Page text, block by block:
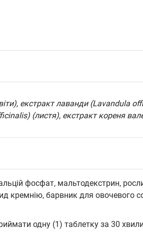
екстракт лаванди (Lavandula
(листя), екстракт кореня
фосфат, мальтодекстрин,
кремнію, барвник для овочевого
одну (1) таблетку за 30